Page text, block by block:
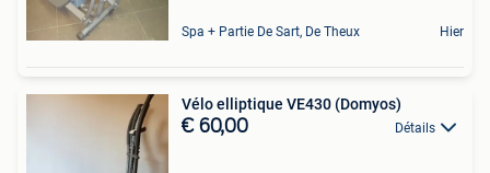
Spa + Partie De Sart, De Theux Hier
Vélo elliptique VE430 (Domyos)
€ 60,00 Détails